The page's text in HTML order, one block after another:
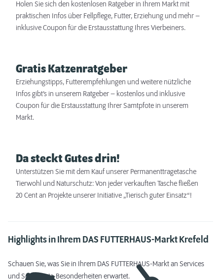
Holen Sie sich den kostenlosen Ratgeber in Ihrem Markt mit
praktischen Infos über Fellpflege, Futter, Erziehung und mehr –
inklusive Coupon für die Erstausstattung Ihres Vierbeiners.
Gratis Katzenratgeber
Erziehungstipps, Futterempfehlungen und weitere nützliche
Infos gibt’s in unserem Ratgeber – kostenlos und inklusive
Coupon für die Erstausstattung Ihrer Samtpfote in unserem
Markt.
Da steckt Gutes drin!
Unterstützen Sie mit dem Kauf unserer Permanenttragetasche
Tierwohl und Naturschutz: Von jeder verkauften Tasche fließen
20 Cent an Projekte unserer Initiative „Tierisch guter Einsatz“!
Highlights in Ihrem DAS FUTTERHAUS-Markt Krefeld
Schauen Sie, was Sie in Ihrem DAS FUTTERHAUS-Markt an Services
und Sortiments-Besonderheiten erwartet.